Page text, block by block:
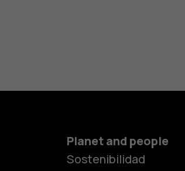
Planet and people
Sostenibilidad